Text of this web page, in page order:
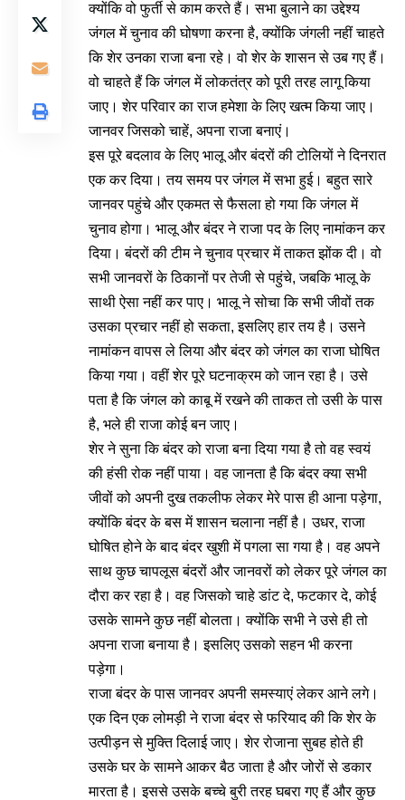
क्योंकि वो फुर्ती से काम करते हैं। सभा बुलाने का उद्देश्य
जंगल में चुनाव की घोषणा करना है, क्योंकि जंगली नहीं चाहते
कि शेर उनका राजा बना रहे। वो शेर के शासन से उब गए हैं।
वो चाहते हैं कि जंगल में लोकतंत्र को पूरी तरह लागू किया
जाए। शेर परिवार का राज हमेशा के लिए खत्म किया जाए।
जानवर जिसको चाहें, अपना राजा बनाएं।
इस पूरे बदलाव के लिए भालू और बंदरों की टोलियों ने दिनरात
एक कर दिया। तय समय पर जंगल में सभा हुई। बहुत सारे
जानवर पहुंचे और एकमत से फैसला हो गया कि जंगल में
चुनाव होगा। भालू और बंदर ने राजा पद के लिए नामांकन कर
दिया। बंदरों की टीम ने चुनाव प्रचार में ताकत झोंक दी। वो
सभी जानवरों के ठिकानों पर तेजी से पहुंचे, जबकि भालू के
साथी ऐसा नहीं कर पाए। भालू ने सोचा कि सभी जीवों तक
उसका प्रचार नहीं हो सकता, इसलिए हार तय है। उसने
नामांकन वापस ले लिया और बंदर को जंगल का राजा घोषित
किया गया। वहीं शेर पूरे घटनाक्रम को जान रहा है। उसे
पता है कि जंगल को काबू में रखने की ताकत तो उसी के पास
है, भले ही राजा कोई बन जाए।
शेर ने सुना कि बंदर को राजा बना दिया गया है तो वह स्वयं
की हंसी रोक नहीं पाया। वह जानता है कि बंदर क्या सभी
जीवों को अपनी दुख तकलीफ लेकर मेरे पास ही आना पड़ेगा,
क्योंकि बंदर के बस में शासन चलाना नहीं है। उधर, राजा
घोषित होने के बाद बंदर खुशी में पगला सा गया है। वह अपने
साथ कुछ चापलूस बंदरों और जानवरों को लेकर पूरे जंगल का
दौरा कर रहा है। वह जिसको चाहे डांट दे, फटकार दे, कोई
उसके सामने कुछ नहीं बोलता। क्योंकि सभी ने उसे ही तो
अपना राजा बनाया है। इसलिए उसको सहन भी करना
पड़ेगा।
राजा बंदर के पास जानवर अपनी समस्याएं लेकर आने लगे।
एक दिन एक लोमड़ी ने राजा बंदर से फरियाद की कि शेर के
उत्पीड़न से मुक्ति दिलाई जाए। शेर रोजाना सुबह होते ही
उसके घर के सामने आकर बैठ जाता है और जोरों से डकार
मारता है। इससे उसके बच्चे बुरी तरह घबरा गए हैं और कुछ